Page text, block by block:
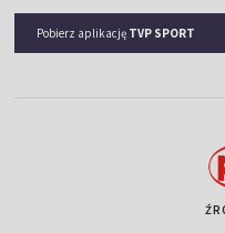
Pobierz aplikację TVP SPORT